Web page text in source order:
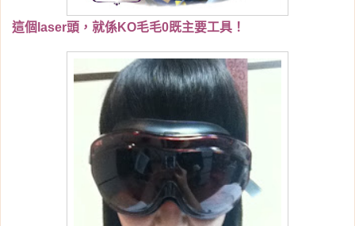
這個laser頭，就係KO毛毛0既主要工具！